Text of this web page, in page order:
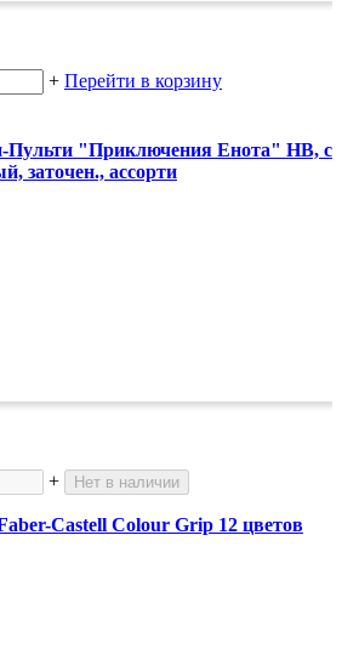
+ Перейти в корзину
Пульти "Приключения Енота" HB, с
заточен., ассорти
+ Нет в наличии
Castell Colour Grip 12 цветов